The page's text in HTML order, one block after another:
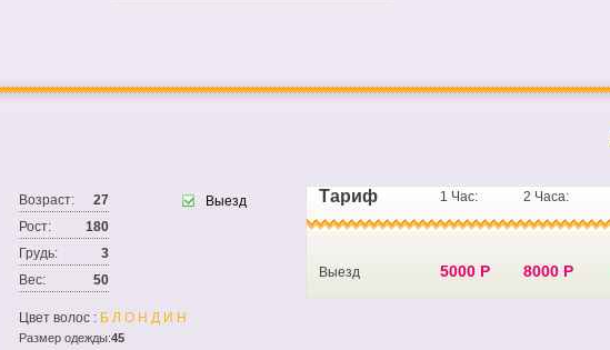
Возраст:
27
Рост:
180
Грудь:
3
Вес:
50
Выезд
Цвет волос : БЛОНДИН
Размер одежды:45
Тариф 1 Час: 2 Часа:
Выезд 5000 Р 8000 Р